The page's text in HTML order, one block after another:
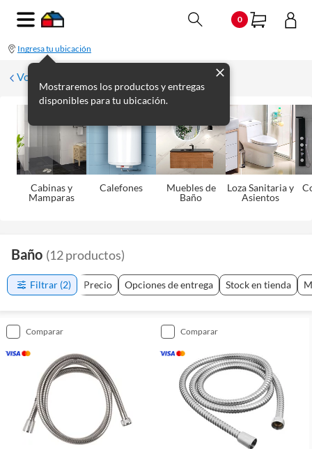
0
Ingresa tu ubicación
Mostraremos los productos y entregas
disponibles para tu ubicación.
Volver
Cabinas y
Mamparas
Calefones
Muebles de
Baño
Loza Sanitaria y
Asientos
Baño (12productos)
Filtrar (2) Precio Opciones de entrega Stock en tienda
comparar comparar